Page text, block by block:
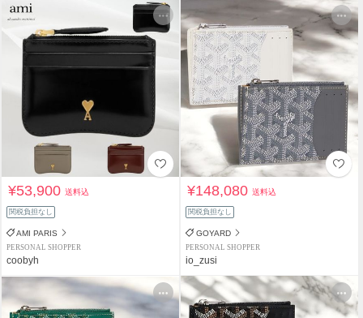
¥53,900送料込
関税負担なし
AMI PARIS
PERSONAL SHOPPER
coobyh
¥148,080送料込
関税負担なし
GOYARD
PERSONAL SHOPPER
io_zusi